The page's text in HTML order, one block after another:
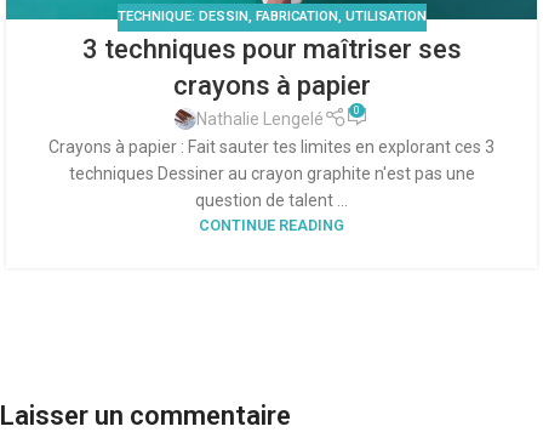
TECHNIQUE: DESSIN, FABRICATION, UTILISATION
3 techniques pour maîtriser ses
crayons à papier
Nathalie Lengelé 0
Crayons à papier : Fait sauter tes limites en explorant ces 3
techniques Dessiner au crayon graphite n'est pas une
question de talent ...
CONTINUE READING
Laisser un commentaire